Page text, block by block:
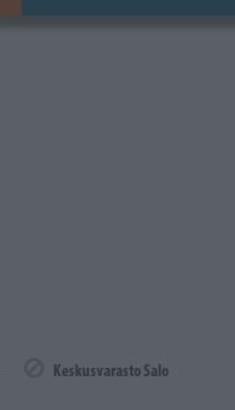
Keskusvarasto Salo